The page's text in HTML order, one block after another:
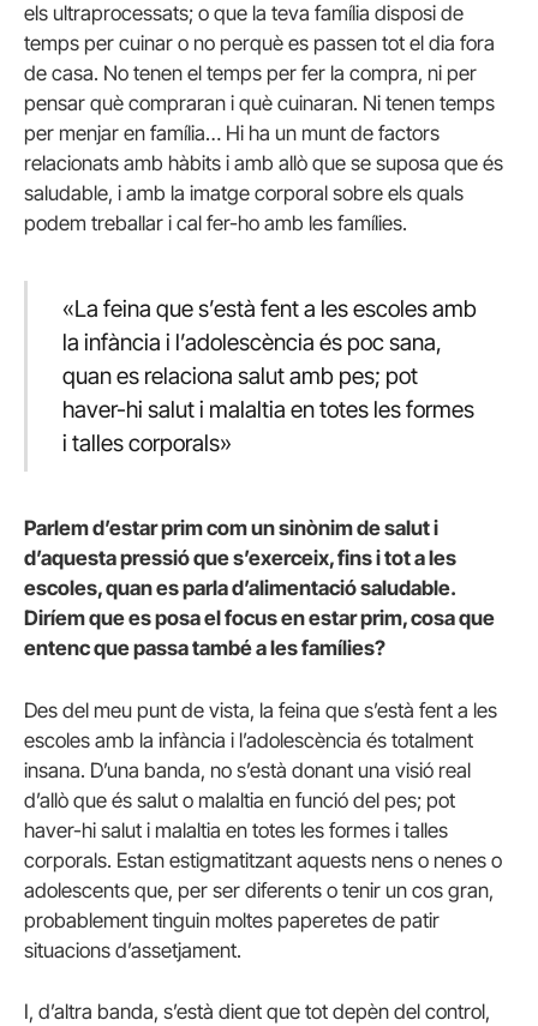
els ultraprocessats; o que la teva família disposi de
temps per cuinar o no perquè es passen tot el dia fora
de casa. No tenen el temps per fer la compra, ni per
pensar què compraran i què cuinaran. Ni tenen temps
per menjar en família… Hi ha un munt de factors
relacionats amb hàbits i amb allò que se suposa que és
saludable, i amb la imatge corporal sobre els quals
podem treballar i cal fer-ho amb les famílies.
«La feina que s’està fent a les escoles amb
la infància i l’adolescència és poc sana,
quan es relaciona salut amb pes; pot
haver-hi salut i malaltia en totes les formes
i talles corporals»
Parlem d’estar prim com un sinònim de salut i
d’aquesta pressió que s’exerceix, fins i tot a les
escoles, quan es parla d’alimentació saludable.
Diríem que es posa el focus en estar prim, cosa que
entenc que passa també a les famílies?
Des del meu punt de vista, la feina que s’està fent a les
escoles amb la infància i l’adolescència és totalment
insana. D’una banda, no s’està donant una visió real
d’allò que és salut o malaltia en funció del pes; pot
haver-hi salut i malaltia en totes les formes i talles
corporals. Estan estigmatitzant aquests nens o nenes o
adolescents que, per ser diferents o tenir un cos gran,
probablement tinguin moltes paperetes de patir
situacions d’assetjament.
I, d’altra banda, s’està dient que tot depèn del control,